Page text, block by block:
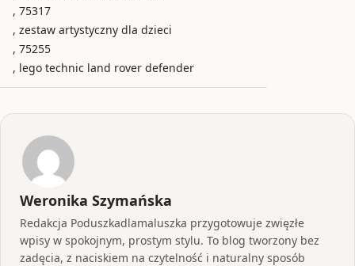
, 75317
, zestaw artystyczny dla dzieci
, 75255
, lego technic land rover defender
Weronika Szymańska
Redakcja Poduszkadlamaluszka przygotowuje zwięzłe
wpisy w spokojnym, prostym stylu. To blog tworzony bez
zadęcia, z naciskiem na czytelność i naturalny sposób